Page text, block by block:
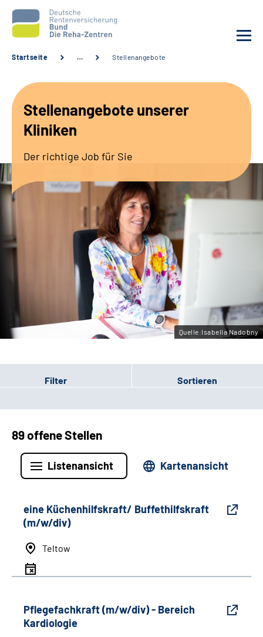
Unsere Kliniken
Sozialdienste & Zuweisende
Erweiterte Suche
Gebärdensprache
Leichte Sprache
Startseite … Stellenangebote
Stellenangebote unserer
Kliniken
Der richtige Job für Sie
Quelle:Isabella Nadobny
Filter Sortieren
89 offene Stellen
Listenansicht Kartenansicht
eine Küchenhilfskraft/ Buffethilfskraft
(m/w/div)
Teltow
Pflegefachkraft (m/w/div) - Bereich
Kardiologie